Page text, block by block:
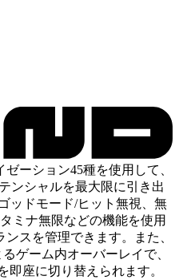
ーション45種を使用して、
ンシャルを最大限に引き出
ッドモード/ヒット無視、無
ミナ無限などの機能を使用
スを管理できます。また、
ゲーム内オーバーレイで、
即座に切り替えられます。